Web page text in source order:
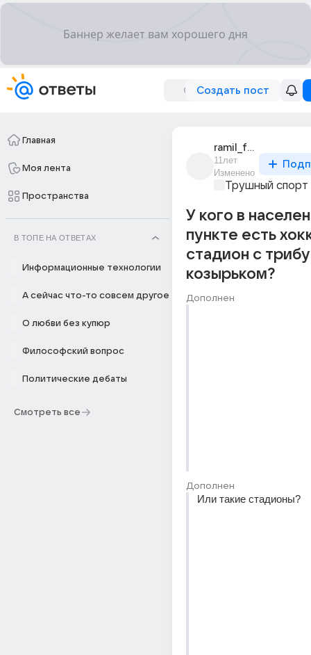
Создать пост
Главная
Моя лента
Пространства
В ТОПЕ НА ОТВЕТАХ
Информационные технологии
А сейчас что-то совсем другое
О любви без купюр
Философский вопрос
Политические дебаты
Смотреть все
ramil_farrakhov
11лет
Изменено
Трушный спорт
У кого в
пункте есть
стадион с
козырьком?
Дополнен
Дополнен
Или такие стадионы?